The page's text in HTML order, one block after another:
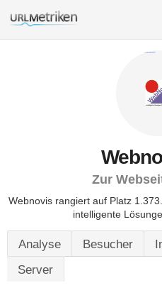
Zur
Webnovis rangiert auf Platz
intelligente
Analyse Besucher
Server